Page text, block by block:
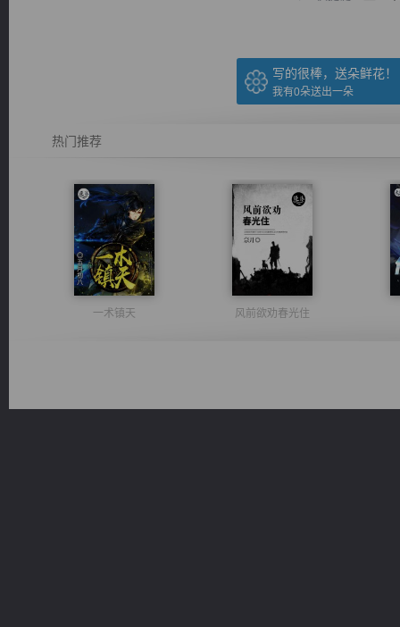
写的很棒，送朵鲜花！
我有0朵送出一朵
热门推荐
一术镇天 风前欲劝春光住